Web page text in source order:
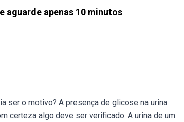
aguarde apenas 10 minutos
ser o motivo? A presença de glicose na urina
certeza algo deve ser verificado. A urina de um